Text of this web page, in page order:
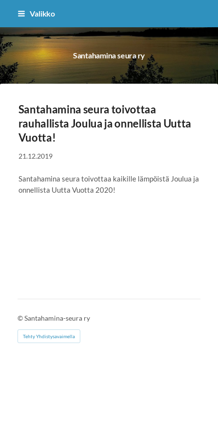
Siirry
sisältöön
Valikko
Santahamina seura ry
Santahamina seura toivottaa
rauhallista Joulua ja onnellista Uutta
Vuotta!
21.12.2019
Santahamina seura toivottaa kaikille lämpöistä Joulua ja
onnellista Uutta Vuotta 2020!
©Santahamina-seura ry
Tehty Yhdistysavaimella